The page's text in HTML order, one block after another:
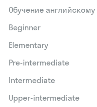
Обучение английскому
Beginner
Elementary
Pre-intermediate
Intermediate
Upper-intermediate